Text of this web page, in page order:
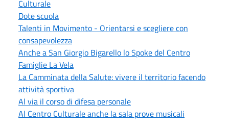
Culturale
Dote scuola
Talenti in Movimento - Orientarsi e scegliere con
consapevolezza
Anche a San Giorgio Bigarello lo Spoke del Centro
Famiglie La Vela
La Camminata della Salute: vivere il territorio facendo
attività sportiva
Al via il corso di difesa personale
Al Centro Culturale anche la sala prove musicali